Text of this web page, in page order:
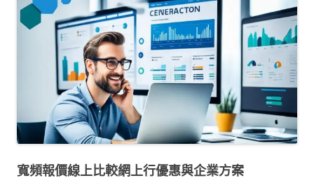
寬頻報價線上比較網上行優惠與企業方案